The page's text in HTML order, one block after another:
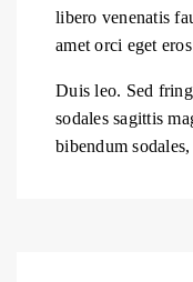
libero venenatis
amet orci eget
Duis leo. Sed
sodales sagittis
bibendum